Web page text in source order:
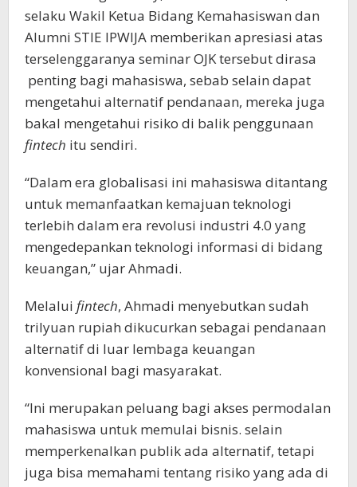
selaku Wakil Ketua Bidang Kemahasiswan dan
Alumni STIE IPWIJA memberikan apresiasi atas
terselenggaranya seminar OJK tersebut dirasa
penting bagi mahasiswa, sebab selain dapat
mengetahui alternatif pendanaan, mereka juga
bakal mengetahui risiko di balik penggunaan
fintech itu sendiri.
“Dalam era globalisasi ini mahasiswa ditantang
untuk memanfaatkan kemajuan teknologi
terlebih dalam era revolusi industri 4.0 yang
mengedepankan teknologi informasi di bidang
keuangan,” ujar Ahmadi.
Melalui fintech, Ahmadi menyebutkan sudah
trilyuan rupiah dikucurkan sebagai pendanaan
alternatif di luar lembaga keuangan
konvensional bagi masyarakat.
“Ini merupakan peluang bagi akses permodalan
mahasiswa untuk memulai bisnis. selain
memperkenalkan publik ada alternatif, tetapi
juga bisa memahami tentang risiko yang ada di